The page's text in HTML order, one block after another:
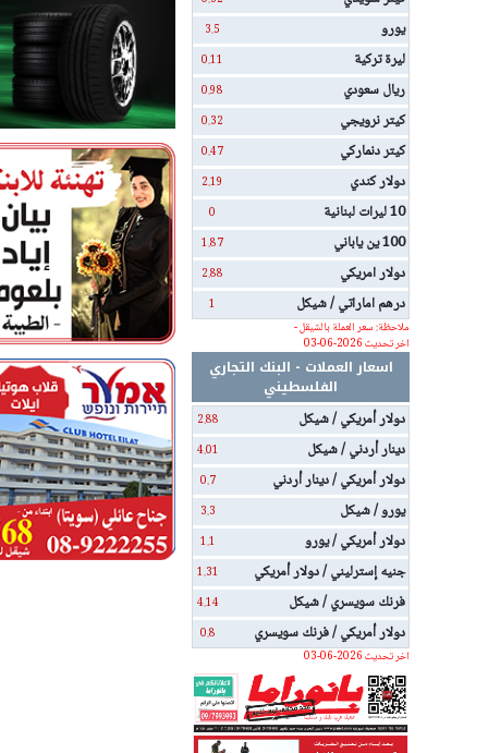
يورو 3.5
ليرة تركية 0.11
ريال سعودي 0.98
كيتر نرويجي 0.32
كيتر دنماركي 0.47
دولار كندي 2.19
10 ليرات لبنانية 0
100 ين ياباني 1.87
دولار امريكي 2.88
درهم اماراتي / شيكل
1
ملاحظة: سعر العملة بالشيقل -
اخر تحديث 2026-06-03
اسعار العملات - البنك التجاري
الفلسطيني
دولار أمريكي / شيكل
2.88
دينار أردني / شيكل 4.01
دولار أمريكي / دينار أردني 0.7
يورو / شيكل 3.3
دولار أمريكي / يورو 1.1
جنيه إسترليني / دولار أمريكي 1.31
فرنك سويسري / شيكل 4.14
دولار أمريكي / فرنك سويسري
0.8
اخر تحديث 2026-06-03